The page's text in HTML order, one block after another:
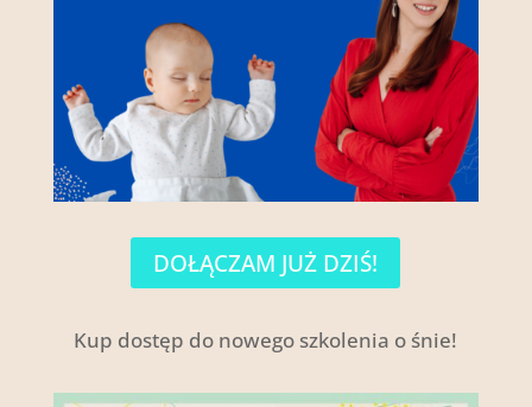
DOŁĄCZAM JUŻ DZIŚ!
Kup dostęp do nowego szkolenia o śnie!